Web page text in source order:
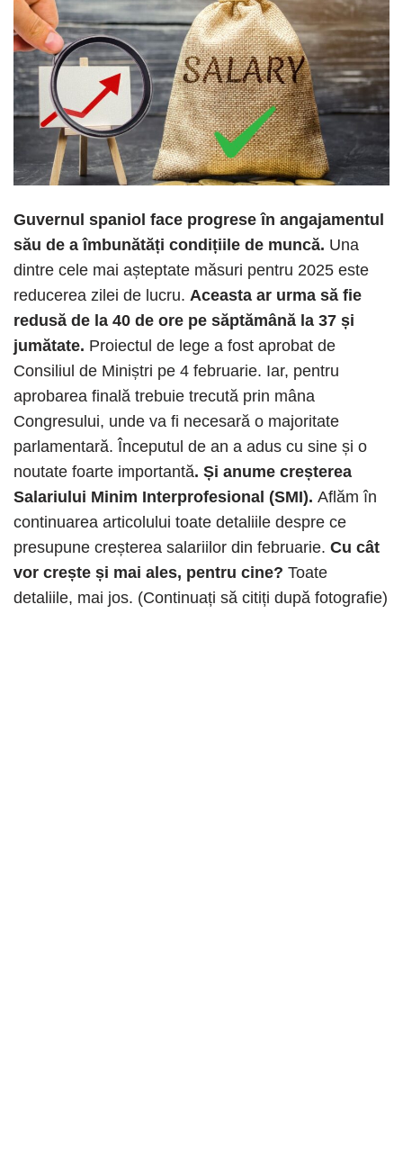
Guvernul spaniol face progrese în angajamentul
său de a îmbunătăți condițiile de muncă. Una
dintre cele mai așteptate măsuri pentru 2025 este
reducerea zilei de lucru. Aceasta ar urma să fie
redusă de la 40 de ore pe săptămână la 37 și
jumătate. Proiectul de lege a fost aprobat de
Consiliul de Miniștri pe 4 februarie. Iar, pentru
aprobarea finală trebuie trecută prin mâna
Congresului, unde va fi necesară o majoritate
parlamentară. Începutul de an a adus cu sine și o
noutate foarte importantă. Și anume creșterea
Salariului Minim Interprofesional (SMI). Aflăm în
continuarea articolului toate detaliile despre ce
presupune creșterea salariilor din februarie. Cu cât
vor crește și mai ales, pentru cine? Toate
detaliile, mai jos. (Continuați să citiți după fotografie)